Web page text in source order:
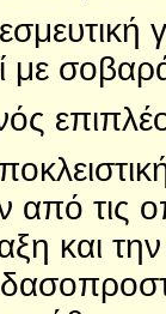
με
τις
και